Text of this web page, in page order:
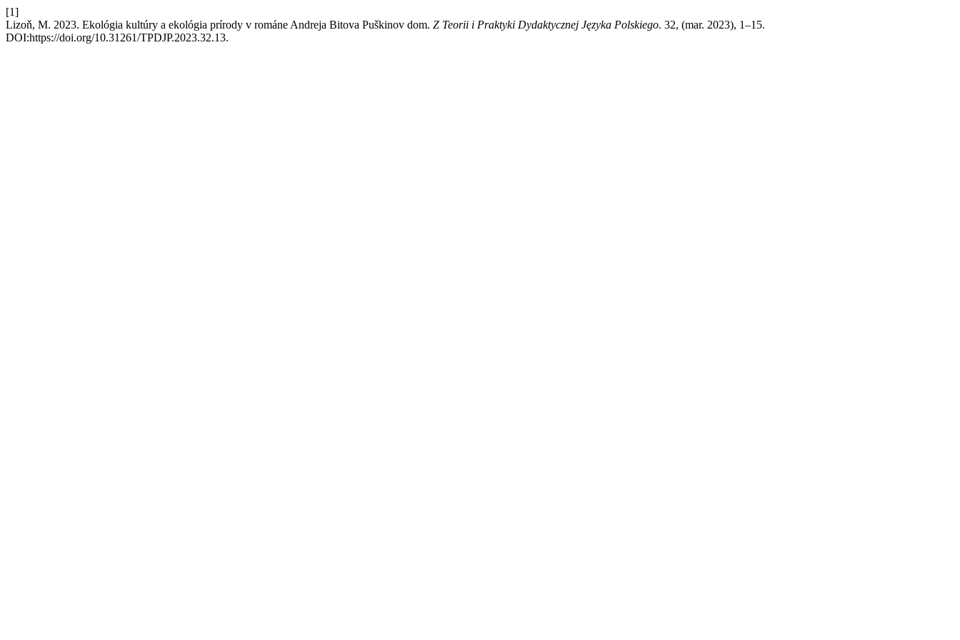
[1]
Lizoň, M. 2023. Ekológia kultúry a ekológia prírody v románe Andreja Bitova Puškinov dom. Z Teorii i Praktyki Dydaktycznej Języka Polskiego. 32, (mar. 2023), 1–15.
DOI:https://doi.org/10.31261/TPDJP.2023.32.13.